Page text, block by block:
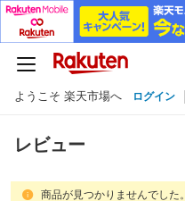
ようこそ 楽天市場へ ログイン
レビュー
商品が見つかりませんでした。